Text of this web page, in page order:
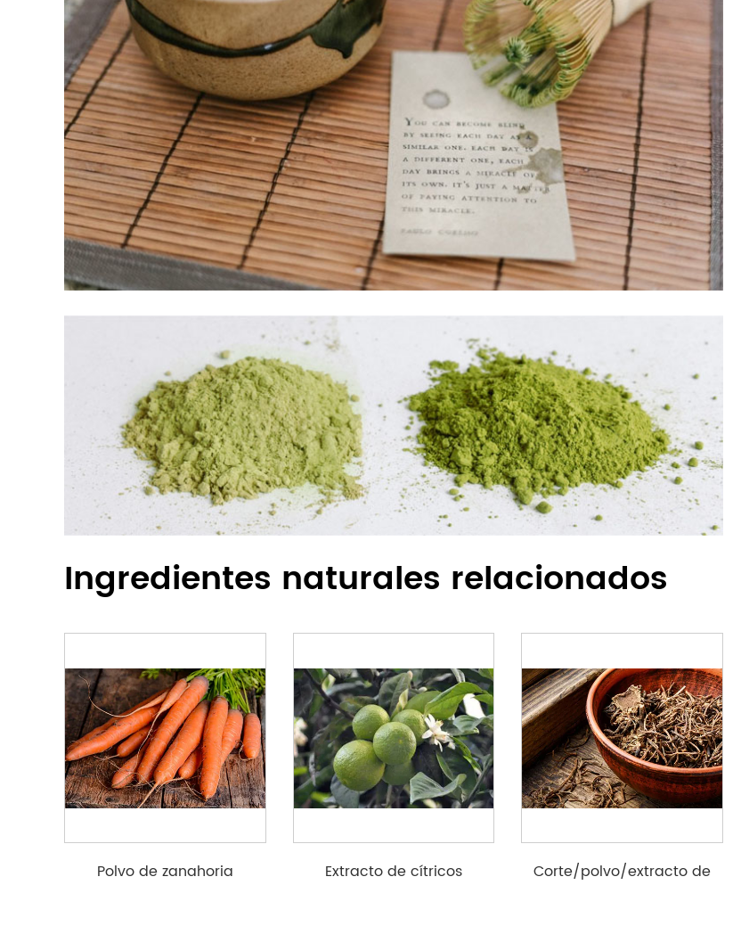
Ingredientes naturales relacionados
Polvo de zanahoria
Extracto de cítricos
Corte/polvo/extracto de